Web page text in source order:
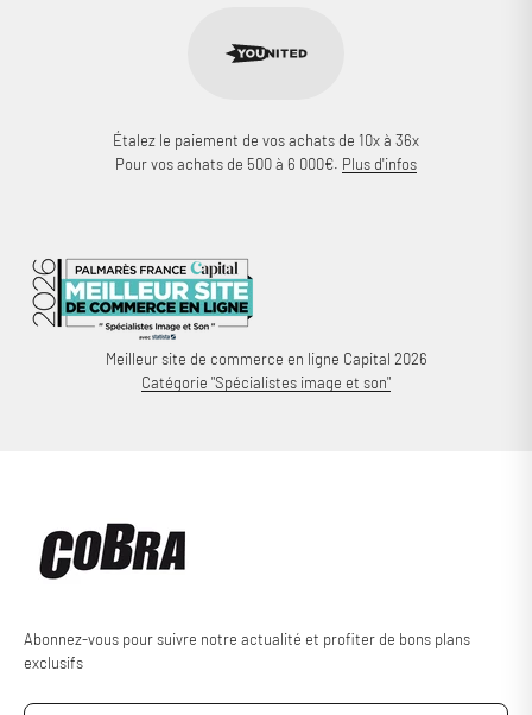
Étalez le paiement de vos achats de 10x à 36x
Pour vos achats de 500 à 6 000€. Plus d'infos
Meilleur site de commerce en ligne Capital 2026
Catégorie "Spécialistes image et son"
Abonnez-vous pour suivre notre actualité et profiter de bons plans
exclusifs